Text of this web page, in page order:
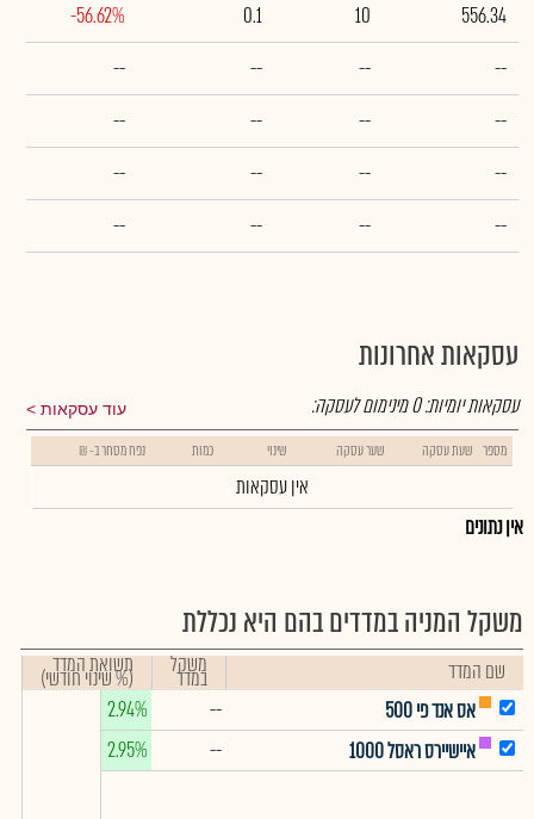
556.34
10
0.1
-56.62%
--
--
--
--
--
--
--
--
--
--
--
--
--
--
--
--
עסקאות אחרונות
עוד עסקאות עסקאות יומיות:0מינימום לעסקה:
מספר שעת עסקה שער עסקה שינוי כמות נפח מסחר ב- ₪
אין עסקאות
אין נתונים
משקל המניה במדדים בהם היא נכללת
שם המדד משקל
במדד תשואת המדד
(% שינוי חודשי)
אס אנד פי 500
--
2.94%
איישיירס ראסל 1000
--
2.95%